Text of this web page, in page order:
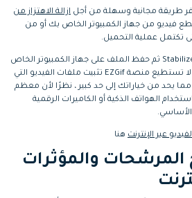
يوفر طريقة مجانية وسهلة من أجل ازالة الاهتزاز من
فيديو من جهاز الكمبيوتر الخاص بك أو من
تكتمل عملية التحميل.
بعد ذلك ، يجب النقر فوق الزر Stabilize ثم حفظ الملف على جهاز الكمبيوتر الخاص
بك بعد اكتمال عملية التثبيت. لا تستطيع منصة EZGif تثبيت ملفات الفيديو التي
100 ميغابايت مما يحد من خياراتك إلى حد كبير ، نظرًا لأن معظم
الهواتف الذكية أو الكاميرات الرقمية
عبر الإنترنت هنا
المرشحات والمؤثرات